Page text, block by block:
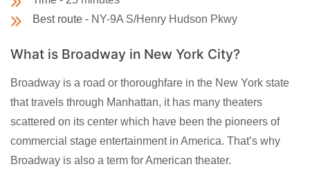
Best route - NY-9A S/Henry Hudson Pkwy
What is Broadway in New York City?
Broadway is a road or thoroughfare in the New York state
that travels through Manhattan, it has many theaters
scattered on its center which have been the pioneers of
commercial stage entertainment in America. That’s why
Broadway is also a term for American theater.